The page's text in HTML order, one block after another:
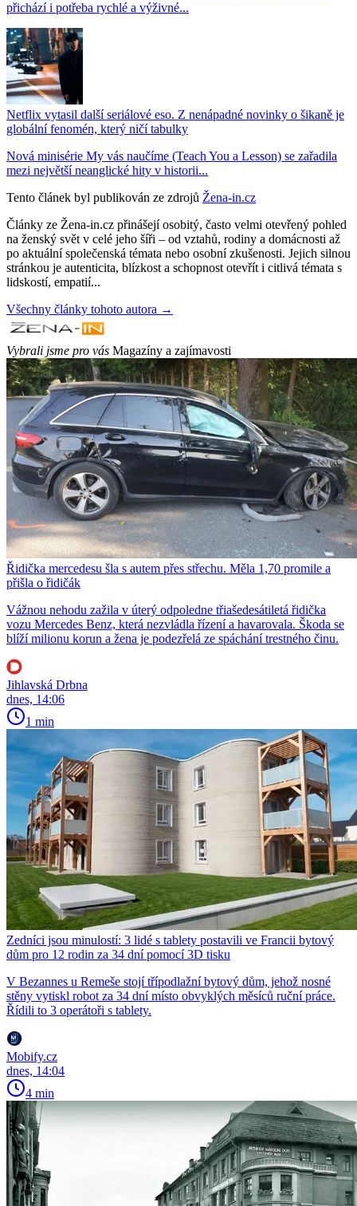
přichází i potřeba rychlé a výživné...
Netflix vytasil další seriálové eso. Z nenápadné novinky o šikaně je
globální fenomén, který ničí tabulky
Nová minisérie My vás naučíme (Teach You a Lesson) se zařadila
mezi největší neanglické hity v historii...
Tento článek byl publikován ze zdrojů Žena-in.cz
Články ze Žena-in.cz přinášejí osobitý, často velmi otevřený pohled
na ženský svět v celé jeho šíři – od vztahů, rodiny a domácnosti až
po aktuální společenská témata nebo osobní zkušenosti. Jejich silnou
stránkou je autenticita, blízkost a schopnost otevřít i citlivá témata s
lidskostí, empatií...
Všechny články tohoto autora →
Vybrali jsme pro vás Magazíny a zajímavosti
Řidička mercedesu šla s autem přes střechu. Měla 1,70 promile a
přišla o řidičák
Vážnou nehodu zažila v úterý odpoledne třiašedesátiletá řidička
vozu Mercedes Benz, která nezvládla řízení a havarovala. Škoda se
blíží milionu korun a žena je podezřelá ze spáchání trestného činu.
Jihlavská Drbna
dnes, 14:06
1 min
Zedníci jsou minulostí: 3 lidé s tablety postavili ve Francii bytový
dům pro 12 rodin za 34 dní pomocí 3D tisku
V Bezannes u Remeše stojí třípodlažní bytový dům, jehož nosné
stěny vytiskl robot za 34 dní místo obvyklých měsíců ruční práce.
Řídili to 3 operátoři s tablety.
Mobify.cz
dnes, 14:04
4 min